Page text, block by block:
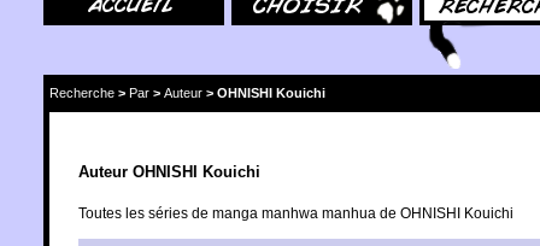
Recherche > Par > Auteur > OHNISHI Kouichi
Auteur OHNISHI Kouichi
Toutes les séries de manga manhwa manhua de OHNISHI Kouichi